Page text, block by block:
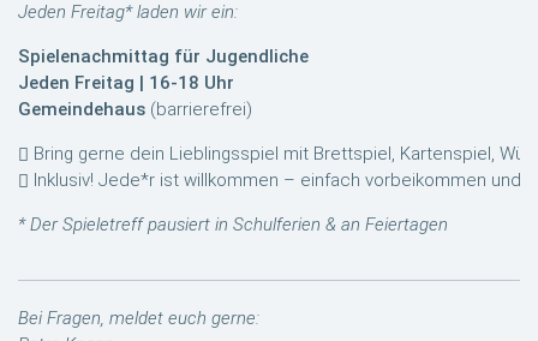
Jeden Freitag* laden wir ein:
Spielenachmittag für Jugendliche
Jeden Freitag | 16-18 Uhr
Gemeindehaus (barrierefrei)
Bring gerne dein Lieblingsspiel mit Brettspiel, Kartenspiel,
Inklusiv! Jede*r ist willkommen – einfach vorbeikommen und
* Der Spieletreff pausiert in Schulferien & an Feiertagen
Bei Fragen, meldet euch gerne: